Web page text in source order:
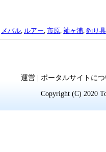
メバル, ルアー, 市原, 袖ヶ浦, 釣り
運営 | ポータルサイトに
Copyright (C) 2020